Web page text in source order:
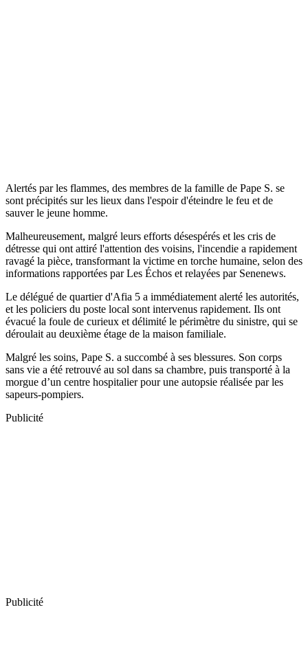
Alertés par les flammes, des membres de la famille de Pape S. se
sont précipités sur les lieux dans l'espoir d'éteindre le feu et de
sauver le jeune homme.
Malheureusement, malgré leurs efforts désespérés et les cris de
détresse qui ont attiré l'attention des voisins, l'incendie a rapidement
ravagé la pièce, transformant la victime en torche humaine, selon des
informations rapportées par Les Échos et relayées par Senenews.
Le délégué de quartier d'Afia 5 a immédiatement alerté les autorités,
et les policiers du poste local sont intervenus rapidement. Ils ont
évacué la foule de curieux et délimité le périmètre du sinistre, qui se
déroulait au deuxième étage de la maison familiale.
Malgré les soins, Pape S. a succombé à ses blessures. Son corps
sans vie a été retrouvé au sol dans sa chambre, puis transporté à la
morgue d’un centre hospitalier pour une autopsie réalisée par les
sapeurs-pompiers.
Publicité
Publicité